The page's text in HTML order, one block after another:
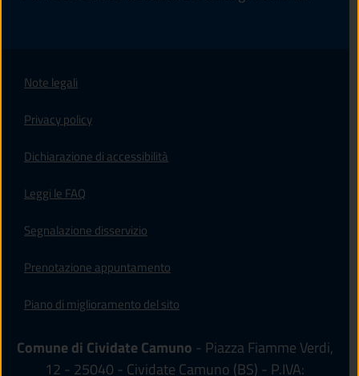
Note legali
Privacy policy
Dichiarazione di accessibilità
Leggi le FAQ
Segnalazione disservizio
Prenotazione appuntamento
Piano di miglioramento del sito
Comune di Cividate Camuno - Piazza Fiamme Verdi,
12 - 25040 - Cividate Camuno (BS) - P.IVA: